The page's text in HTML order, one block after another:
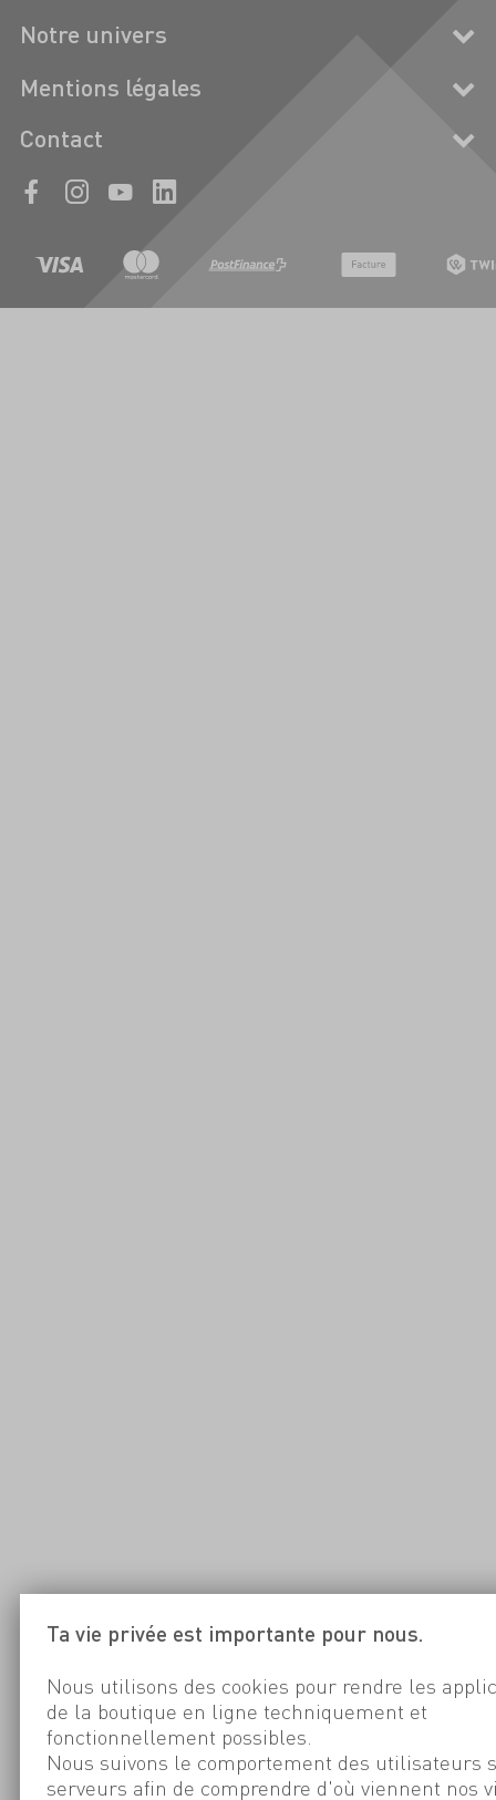
Notre univers
Mentions légales
Contact
Ta vie privée est importante pour nous.
Nous utilisons des cookies pour rendre les
de la boutique en ligne techniquement et
fonctionnellement possibles.
Nous suivons le comportement des utilisateurs
serveurs afin de comprendre d'où viennent nos